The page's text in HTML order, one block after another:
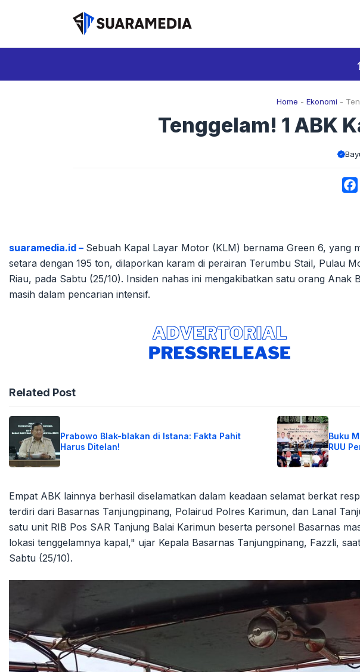
Home - Ekonomi -
Tenggelam! 1 ABK
suaramedia.id – Sebuah Kapal Layar Motor (KLM) bernama Green 6, yang
setara dengan 195 ton, dilaporkan karam di perairan Terumbu Stail, Pulau
Riau, pada Sabtu (25/10). Insiden nahas ini mengakibatkan satu orang Anak
masih dalam pencarian intensif.
Related Post
Prabowo Blak-blakan di Istana: Fakta Pahit
Harus Ditelan!
Buku
RUU
Empat ABK lainnya berhasil diselamatkan dalam keadaan selamat berkat
terdiri dari Basarnas Tanjungpinang, Polairud Polres Karimun, dan Lanal
satu unit RIB Pos SAR Tanjung Balai Karimun beserta personel Basarnas
lokasi tenggelamnya kapal," ujar Kepala Basarnas Tanjungpinang, Fazzli,
Sabtu (25/10).